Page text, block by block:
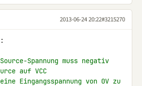
2013-06-24 20:22#3215270
Spannung muss negativ
auf VCC
Eingangsspannung von 0V zu